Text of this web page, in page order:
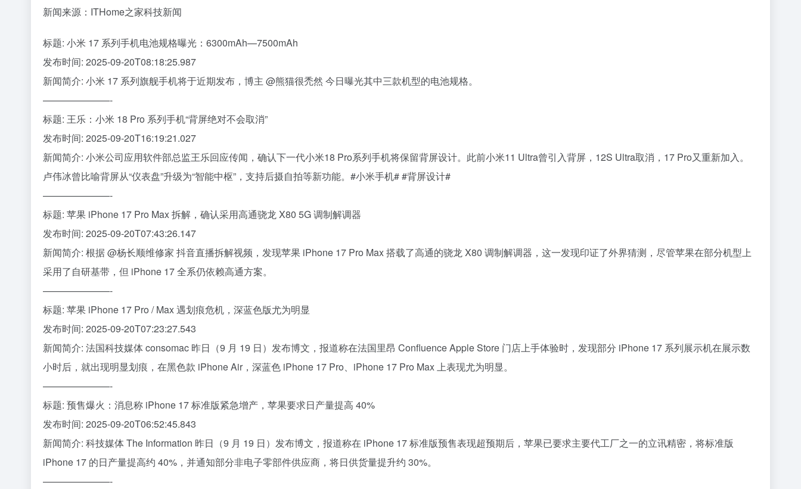
新闻来源：ITHome之家科技新闻
标题: 小米 17 系列手机电池规格曝光：6300mAh—7500mAh
发布时间: 2025-09-20T08:18:25.987
新闻简介: 小米 17 系列旗舰手机将于近期发布，博主 @熊猫很禿然 今日曝光其中三款机型的电池规格。
———————-
标题: 王乐：小米 18 Pro 系列手机“背屏绝对不会取消”
发布时间: 2025-09-20T16:19:21.027
新闻简介: 小米公司应用软件部总监王乐回应传闻，确认下一代小米18 Pro系列手机将保留背屏设计。此前小米11 Ultra曾引入背屏，12S Ultra取消，17 Pro又重新加入。
卢伟冰曾比喻背屏从“仪表盘”升级为“智能中枢”，支持后摄自拍等新功能。#小米手机# #背屏设计#
———————-
标题: 苹果 iPhone 17 Pro Max 拆解，确认采用高通骁龙 X80 5G 调制解调器
发布时间: 2025-09-20T07:43:26.147
新闻简介: 根据 @杨长顺维修家 抖音直播拆解视频，发现苹果 iPhone 17 Pro Max 搭载了高通的骁龙 X80 调制解调器，这一发现印证了外界猜测，尽管苹果在部分机型上
采用了自研基带，但 iPhone 17 全系仍依赖高通方案。
———————-
标题: 苹果 iPhone 17 Pro / Max 遇划痕危机，深蓝色版尤为明显
发布时间: 2025-09-20T07:23:27.543
新闻简介: 法国科技媒体 consomac 昨日（9 月 19 日）发布博文，报道称在法国里昂 Confluence Apple Store 门店上手体验时，发现部分 iPhone 17 系列展示机在展示数
小时后，就出现明显划痕，在黑色款 iPhone Air，深蓝色 iPhone 17 Pro、iPhone 17 Pro Max 上表现尤为明显。
———————-
标题: 预售爆火：消息称 iPhone 17 标准版紧急增产，苹果要求日产量提高 40%
发布时间: 2025-09-20T06:52:45.843
新闻简介: 科技媒体 The Information 昨日（9 月 19 日）发布博文，报道称在 iPhone 17 标准版预售表现超预期后，苹果已要求主要代工厂之一的立讯精密，将标准版
iPhone 17 的日产量提高约 40%，并通知部分非电子零部件供应商，将日供货量提升约 30%。
———————-